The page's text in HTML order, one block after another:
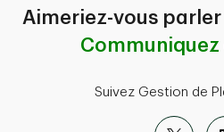
Aimeriez-vous
Communiquez
Suivez Gestion de